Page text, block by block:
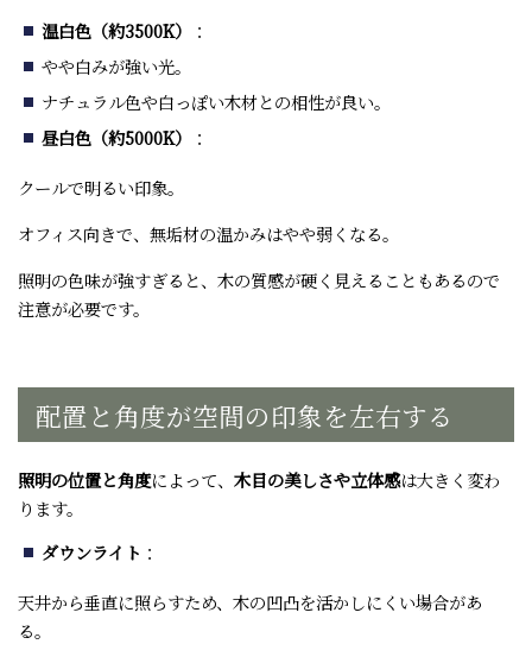
温白色（約3500K）
：
やや白みが強い光。
ナチュラル色や白っぽい木材との相性が良い。
昼白色（約5000K）
：
クールで明るい印象。
オフィス向きで、無垢材の温かみはやや弱くなる。
照明の色味が強すぎると、木の質感が硬く見えることもあるので
注意が必要です。
配置と角度が空間の印象を左右する
照明の位置と角度によって、 木目の美しさや立体感は大きく変わ
ります。
ダウンライト ：
天井から垂直に照らすため、木の凹凸を活かしにくい場合があ
る。